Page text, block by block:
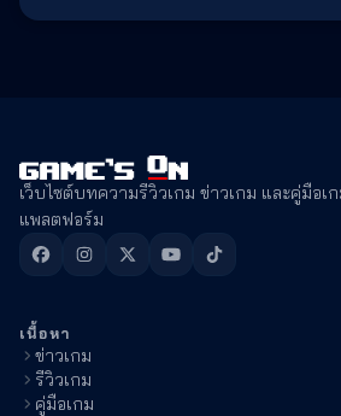
เว็บไซต์บทความรีวิวเกม ข่าวเกม และคู่มือ
แพลตฟอร์ม
เนื้อหา
ข่าวเกม
รีวิวเกม
คู่มือเกม